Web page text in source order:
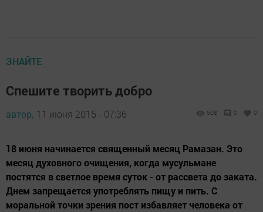
ЗНАЙТЕ
Спешите творить добро
автор, 11 июня 2015 - 07:36 508 0 0
18 июня начинается священный месяц Рамазан. Это
месяц духовного очищения, когда мусульмане
постятся в светлое время суток - от рассвета до заката.
Днем запрещается употреблять пищу и пить. С
моральной точки зрения пост избавляет человека от